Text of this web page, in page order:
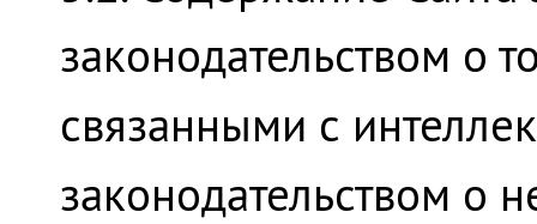
законодательством о
связанными с
законодательством о